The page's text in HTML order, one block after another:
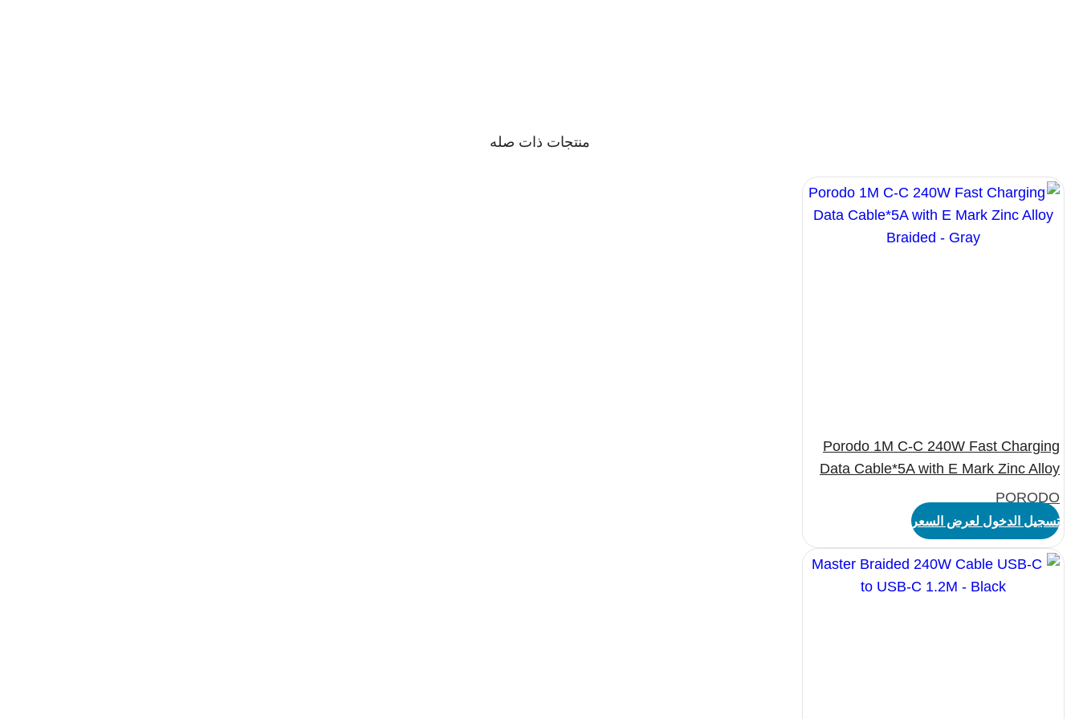
منتجات ذات صله
Porodo 1M C-C 240W Fast Charging
Data Cable*5A with E Mark Zinc Alloy
Braided – Gray
PORODO
تسجيل الدخول لعرض السعر